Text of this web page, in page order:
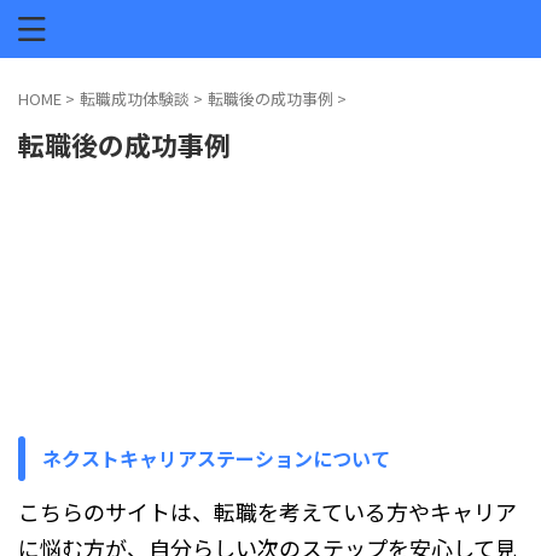
HOME > 転職成功体験談 > 転職後の成功事例 >
転職後の成功事例
ネクストキャリアステーションについて
こちらのサイトは、転職を考えている方やキャリア
に悩む方が、自分らしい次のステップを安心して見